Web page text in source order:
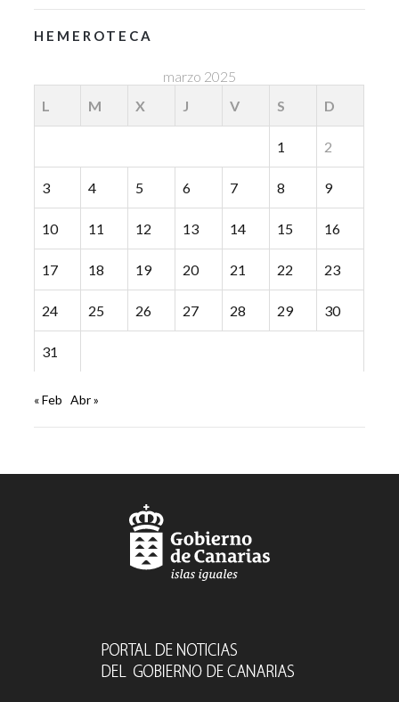
HEMEROTECA
marzo 2025
L
M X J V S D
1 2
3 4 5 6 7 8 9
10 11 12 13 14 15 16
17 18 19 20 21 22 23
24 25 26 27 28 29 30
31
« Feb Abr »